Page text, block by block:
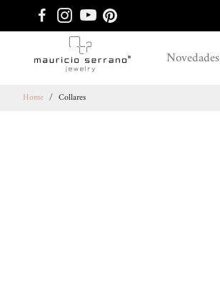
Novedades
Home / Collares